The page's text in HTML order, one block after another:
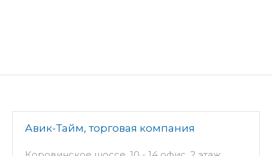
Авик-Тайм, торговая компания